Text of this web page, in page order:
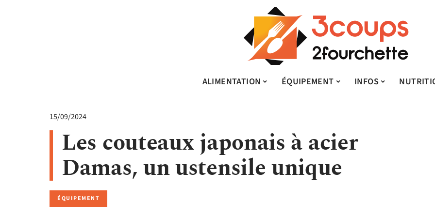
ALIMENTATION ÉQUIPEMENT INFOS
15/09/2024
Les couteaux japonais à acier
Damas, un ustensile unique
ÉQUIPEMENT